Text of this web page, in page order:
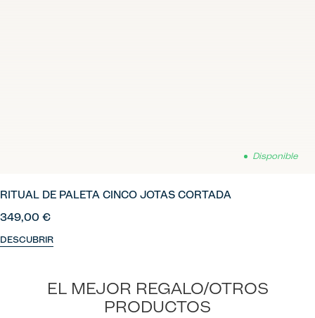
Disponible
RITUAL DE PALETA CINCO JOTAS CORTADA
349,00 €
DESCUBRIR
EL MEJOR REGALO/OTROS
PRODUCTOS